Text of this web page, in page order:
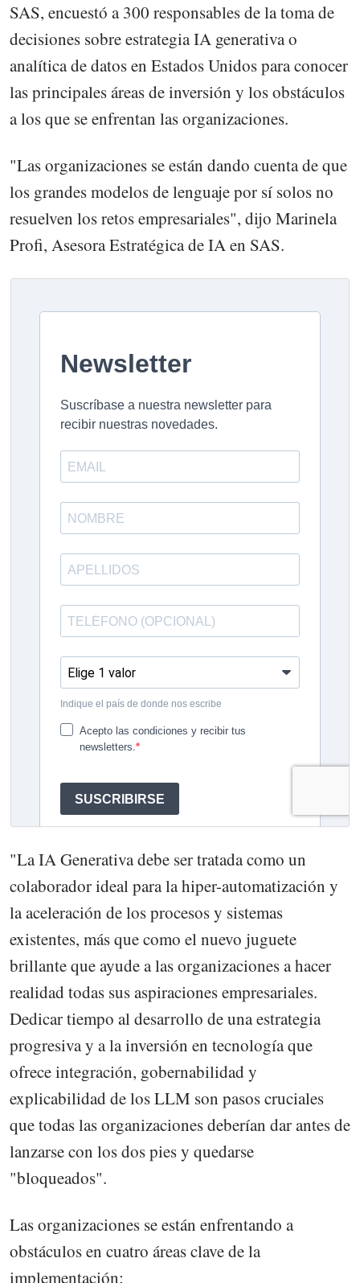
SAS, encuestó a 300 responsables de la toma de
decisiones sobre estrategia IA generativa o
analítica de datos en Estados Unidos para conocer
las principales áreas de inversión y los obstáculos
a los que se enfrentan las organizaciones.
"Las organizaciones se están dando cuenta de que
los grandes modelos de lenguaje por sí solos no
resuelven los retos empresariales", dijo Marinela
Profi, Asesora Estratégica de IA en SAS.
"La IA Generativa debe ser tratada como un
colaborador ideal para la hiper-automatización y
la aceleración de los procesos y sistemas
existentes, más que como el nuevo juguete
brillante que ayude a las organizaciones a hacer
realidad todas sus aspiraciones empresariales.
Dedicar tiempo al desarrollo de una estrategia
progresiva y a la inversión en tecnología que
ofrece integración, gobernabilidad y
explicabilidad de los LLM son pasos cruciales
que todas las organizaciones deberían dar antes de
lanzarse con los dos pies y quedarse
"bloqueados".
Las organizaciones se están enfrentando a
obstáculos en cuatro áreas clave de la
implementación: